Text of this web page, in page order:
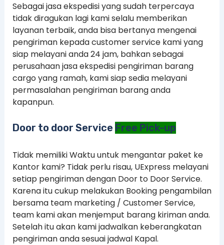
Sebagai jasa ekspedisi yang sudah terpercaya
tidak diragukan lagi kami selalu memberikan
layanan terbaik, anda bisa bertanya mengenai
pengiriman kepada customer service kami yang
siap melayani anda 24 jam, bahkan sebagai
perusahaan jasa ekspedisi pengiriman barang
cargo yang ramah, kami siap sedia melayani
permasalahan pengiriman barang anda
kapanpun.
Door to door Service Free Pick-up
Tidak memiliki Waktu untuk mengantar paket ke
Kantor kami? Tidak perlu risau, UExpress melayani
setiap pengiriman dengan Door to Door Service.
Karena itu cukup melakukan Booking pengambilan
bersama team marketing / Customer Service,
team kami akan menjemput barang kiriman anda.
Setelah itu akan kami jadwalkan keberangkatan
pengiriman anda sesuai jadwal Kapal.